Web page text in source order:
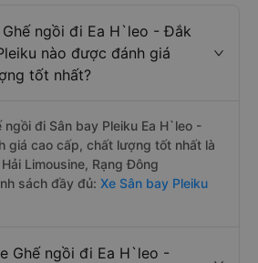
Ghế ngồi đi Ea H`leo - Đắk
nào được đánh giá
tốt nhất?
ngồi đi Sân bay Pleiku Ea H`leo -
giá cao cấp, chất lượng tốt nhất là
Limousine, Rạng Đông
sách đầy đủ: Xe Sân bay Pleiku
Ghế ngồi đi Ea H`leo -